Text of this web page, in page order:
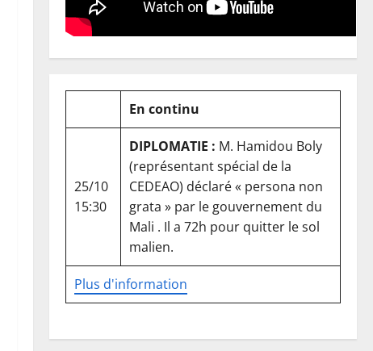
En continu
Plus d'information
25/10
15:30
DIPLOMATIE : M. Hamidou Boly
(représentant spécial de la
CEDEAO) déclaré « persona non
grata » par le gouvernement du
Mali . Il a 72h pour quitter le sol
malien.